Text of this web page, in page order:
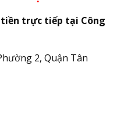
tiền trực tiếp tại Công
2, Quận Tân